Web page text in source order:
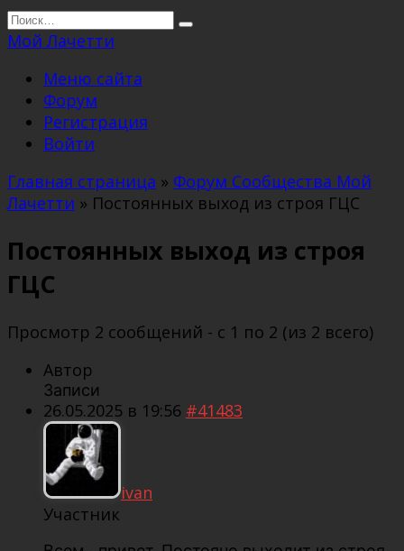
Перейти
к
Search
for:
Мой Лачетти
Меню сайта
Форум
Регистрация
Войти
Главная страница » Форум Сообщества Мой
Лачетти » Постоянных выход из строя ГЦС
Постоянных выход из строя
ГЦС
Просмотр 2 сообщений - с 1 по 2 (из 2 всего)
Автор
Записи
26.05.2025 в 19:56 #41483
ivan
Участник